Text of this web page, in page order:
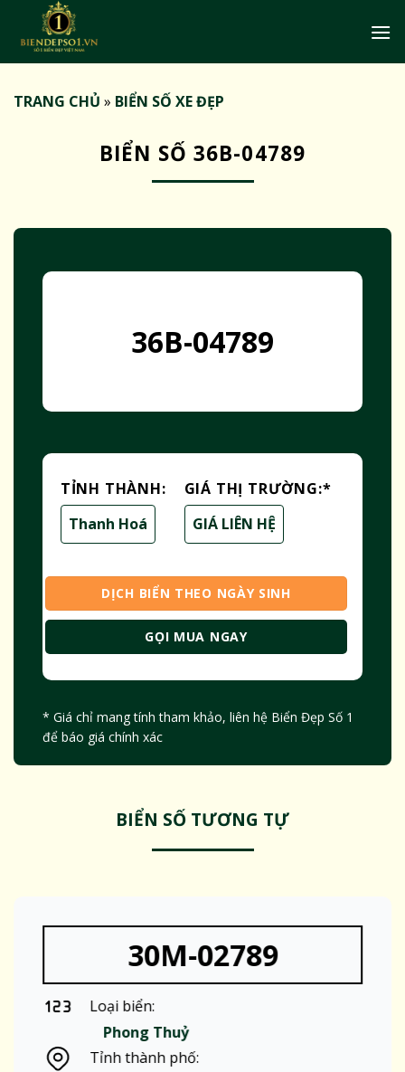
TRANG CHỦ » BIỂN SỐ XE ĐẸP
BIỂN SỐ 36B-04789
36B-04789
TỈNH THÀNH:
Thanh Hoá
GIÁ THỊ TRƯỜNG:*
GIÁ LIÊN HỆ
DỊCH BIỂN THEO NGÀY SINH
GỌI MUA NGAY
* Giá chỉ mang tính tham khảo, liên hệ Biển Đẹp Số 1
để báo giá chính xác
BIỂN SỐ TƯƠNG TỰ
30M-02789
Loại biển:
Phong Thuỷ
Tỉnh thành phố: